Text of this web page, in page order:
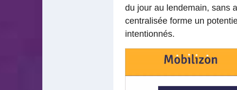
du jour au lendemain, sans
centralisée forme un
intentionnés.